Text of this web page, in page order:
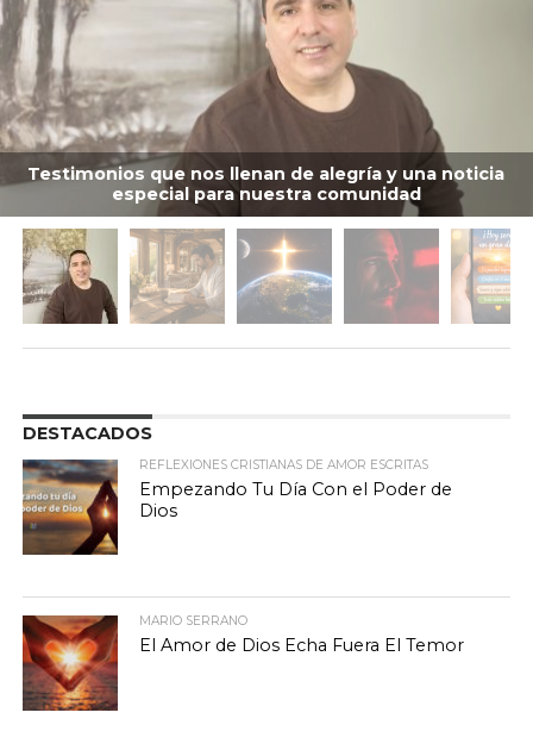
Testimonios que nos llenan de alegría y una noticia
especial para nuestra comunidad
DESTACADOS
REFLEXIONES CRISTIANAS DE AMOR ESCRITAS
Empezando Tu Día Con el Poder de
Dios
MARIO SERRANO
El Amor de Dios Echa Fuera El Temor